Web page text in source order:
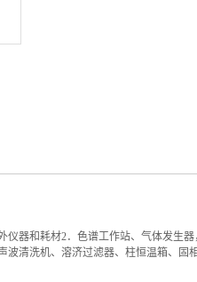
器和耗材2．色谱工作站、气体发生
清洗机、溶济过滤器、柱恒温箱、